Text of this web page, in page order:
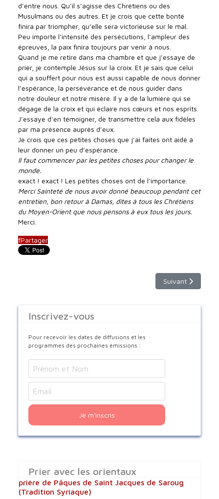
d’entre nous. Qu’il s’agisse des Chrétiens ou des
Musulmans ou des autres. Et je crois que cette bonté
finira par triompher, qu’elle sera victorieuse sur le mal.
Peu importe l’intensité des persécutions, l’ampleur des
épreuves, la paix finira toujours par venir à nous.
Quand je me retire dans ma chambre et que j’essaye de
prier, je contemple Jésus sur la croix. Et je sais que celui
qui a souffert pour nous est aussi capable de nous donner
l’espérance, la persévérance et de nous guider dans
notre douleur et notre misère. Il y a de la lumière qui se
dégage de la croix et qui éclaire nos cœurs et nos esprits.
J’essaye d’en témoigner, de transmettre cela aux fidèles
par ma présence auprès d’eux.
Je crois que ces petites choses que j’ai faites ont aidé à
leur donner un peu d’espérance.
Il faut commencer par les petites choses pour changer le
monde.
exact ! exact ! Les petites choses ont de l’importance.
Merci Sainteté de nous avoir donné beaucoup pendant cet
entretien, bon retour à Damas, dites à tous les Chrétiens
du Moyen-Orient que nous pensons à eux tous les jours.
Merci.
fPartager
Article suivant :
Suivant
Inscrivez-vous
Pour recevoir les dates de diffusions et les
programmes des prochaines émissions :
Je m'inscris
Prier avec les orientaux
prière de Pâques de Saint Jacques de Saroug
(Tradition Syriaque)